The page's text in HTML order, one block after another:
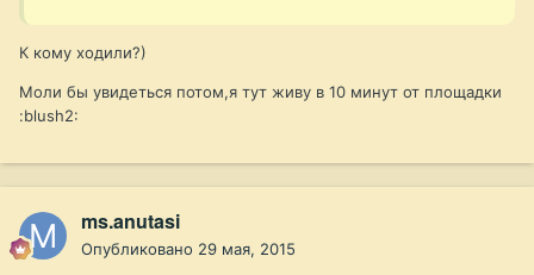
К кому ходили?)
Моли бы увидеться потом,я тут живу в 10 минут от площадки
:blush2:
ms.anutasi
Опубликовано 29 мая, 2015